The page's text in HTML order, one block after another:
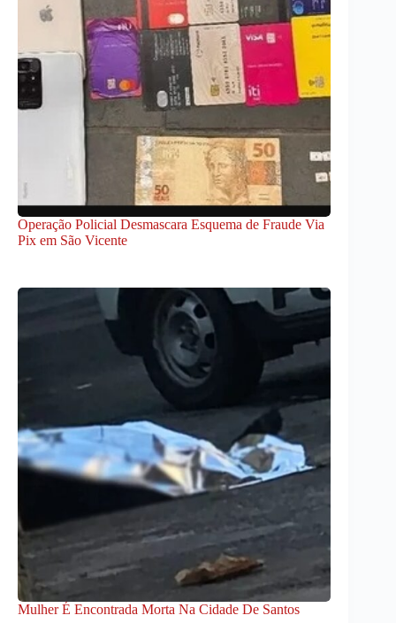
Operação Policial Desmascara Esquema de Fraude Via
Pix em São Vicente
Mulher É Encontrada Morta Na Cidade De Santos